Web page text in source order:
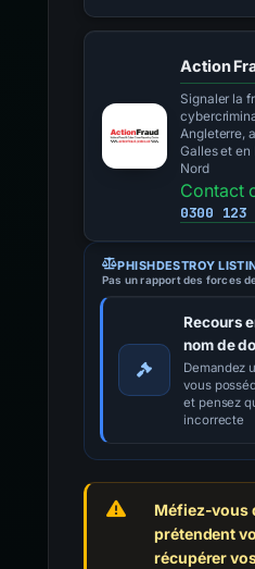
Action
Signaler la
Angleterre,
Galles et en
Nord
Contact
0300 123
PHISHDESTROY
Pas un rapport des forces
Recours
nom de
Demandez
vous
et pensez
incorrecte
Méfiez-vous
prétendent
récupérer